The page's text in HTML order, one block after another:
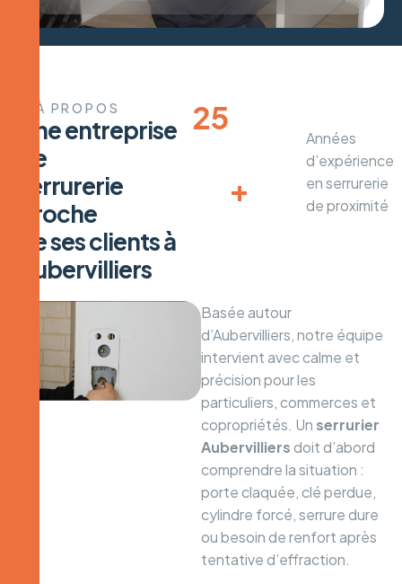
À PROPOS
neentreprise
e
errurerie
roche
esesclientsà
ubervilliers
Années
d’expérience
en serrurerie
de proximité
25
+
Basée autour
d’Aubervilliers, notre équipe
intervient avec calme et
précision pour les
particuliers, commerces et
copropriétés. Unserrurier
Aubervilliersdoit d’abord
comprendre la situation :
porte claquée, clé perdue,
cylindre forcé, serrure dure
ou besoin de renfort après
tentative d’effraction.